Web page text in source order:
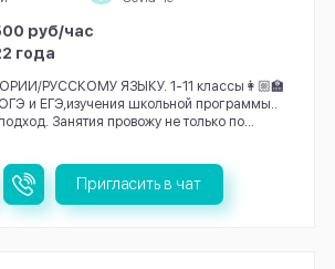
руб/час
года
РУССКОМУ ЯЗЫКУ. 1-11 классы👩🏼‍🏫
и ЕГЭ,изучения школьной программы..
Занятия провожу не только по...
Пригласить в чат